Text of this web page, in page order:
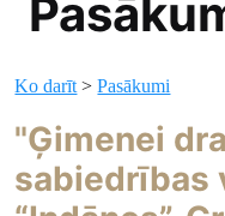
Ko darīt >Pasākumi
"Ģimenei
sabiedrības